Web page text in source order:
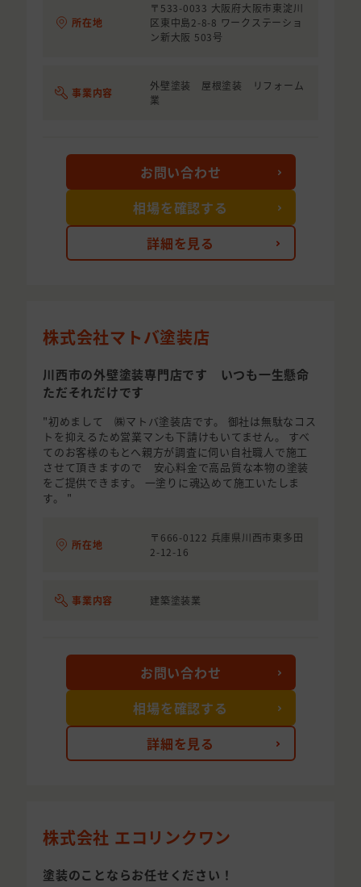
所在地
〒533-0033 大阪府大阪市東淀川
区東中島2-8-8 ワークステーショ
ン新大阪 503号
事業内容
外壁塗装 屋根塗装 リフォーム
業
詳細を見る
お問い合わせ
相場を確認する
株式会社マトバ塗装店
川西市の外壁塗装専門店です いつも一生懸命
ただそれだけです
"初めまして ㈱マトバ塗装店です。 御社は無駄なコス
トを抑えるため営業マンも下請けもいてません。 すべ
てのお客様のもとへ親方が調査に伺い自社職人で施工
させて頂きますので 安心料金で高品質な本物の塗装
をご提供できます。 一塗りに魂込めて施工いたしま
す。 "
所在地
〒666-0122 兵庫県川西市東多田
2-12-16
事業内容 建築塗装業
詳細を見る
お問い合わせ
相場を確認する
株式会社 エコリンクワン
塗装のことならお任せください！